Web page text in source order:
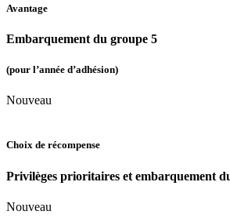
Avantage
Embarquement du groupe 5
(pour l’année d’adhésion)
Nouveau
Choix de récompense
Privilèges prioritaires et embarquement
Nouveau